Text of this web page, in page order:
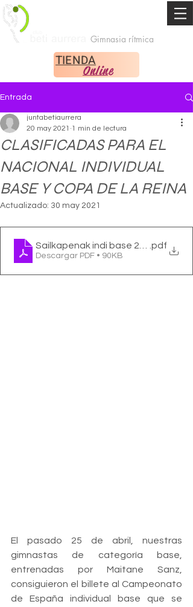
Gimnasia rítmica
Online
TIENDA
Entrada
CLASIFICADAS PARA EL
NACIONAL INDIVIDUAL
BASE Y COPA DE LA REINA
juntabetiaurrera
20 may 2021 1 min de lectura
Actualizado: 30 may 2021
Sailkapenak indi base 2021.pdf
Descargar PDF • 90KB
El pasado 25 de abril, nuestras
gimnastas de categoría base,
entrenadas por Maitane Sanz,
consiguieron el billete al Campeonato
de España individual base que se